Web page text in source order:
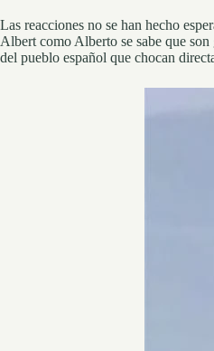
Las reacciones no se han hecho
Albert como Alberto se sabe que
del pueblo español que chocan